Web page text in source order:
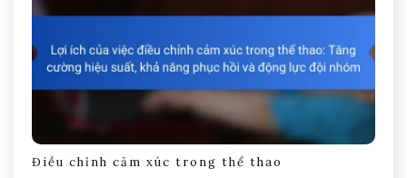
Điều chỉnh cảm xúc trong thể thao